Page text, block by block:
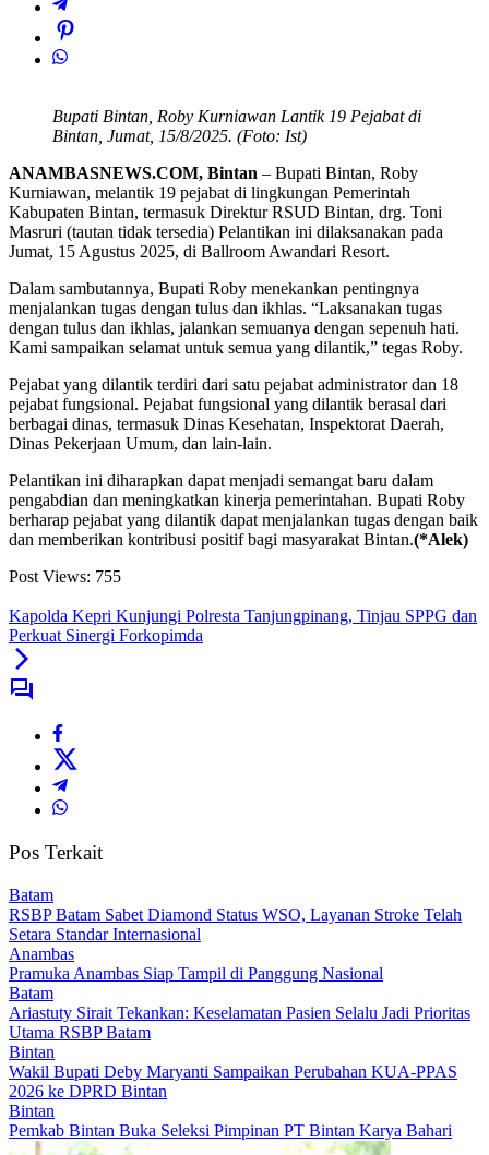
Bupati Bintan, Roby Kurniawan Lantik 19 Pejabat di
Bintan, Jumat, 15/8/2025. (Foto: Ist)
ANAMBASNEWS.COM, Bintan – Bupati Bintan, Roby
Kurniawan, melantik 19 pejabat di lingkungan Pemerintah
Kabupaten Bintan, termasuk Direktur RSUD Bintan, drg. Toni
Masruri (tautan tidak tersedia) Pelantikan ini dilaksanakan pada
Jumat, 15 Agustus 2025, di Ballroom Awandari Resort.
Dalam sambutannya, Bupati Roby menekankan pentingnya
menjalankan tugas dengan tulus dan ikhlas. “Laksanakan tugas
dengan tulus dan ikhlas, jalankan semuanya dengan sepenuh hati.
Kami sampaikan selamat untuk semua yang dilantik,” tegas Roby.
Pejabat yang dilantik terdiri dari satu pejabat administrator dan 18
pejabat fungsional. Pejabat fungsional yang dilantik berasal dari
berbagai dinas, termasuk Dinas Kesehatan, Inspektorat Daerah,
Dinas Pekerjaan Umum, dan lain-lain.
Pelantikan ini diharapkan dapat menjadi semangat baru dalam
pengabdian dan meningkatkan kinerja pemerintahan. Bupati Roby
berharap pejabat yang dilantik dapat menjalankan tugas dengan baik
dan memberikan kontribusi positif bagi masyarakat Bintan.(*Alek)
Post Views: 755
Kapolda Kepri Kunjungi Polresta Tanjungpinang, Tinjau SPPG dan
Perkuat Sinergi Forkopimda
Pos Terkait
Batam
RSBP Batam Sabet Diamond Status WSO, Layanan Stroke Telah
Setara Standar Internasional
Anambas
Pramuka Anambas Siap Tampil di Panggung Nasional
Batam
Ariastuty Sirait Tekankan: Keselamatan Pasien Selalu Jadi Prioritas
Utama RSBP Batam
Bintan
Wakil Bupati Deby Maryanti Sampaikan Perubahan KUA-PPAS
2026 ke DPRD Bintan
Bintan
Pemkab Bintan Buka Seleksi Pimpinan PT Bintan Karya Bahari